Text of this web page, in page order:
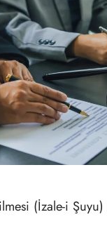
(İzale-i Şuyu)